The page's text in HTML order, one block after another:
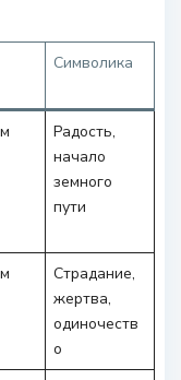
Символика
Радость,
начало
земного
пути
Страдание,
жертва,
одиночеств
о